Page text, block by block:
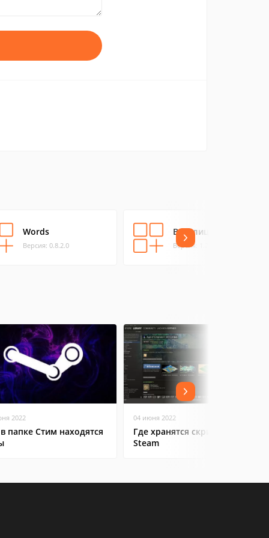
Words
Версия: 0.8.2.0
Виселица
Версия: 1.2.0.4
2022
папке Стим находятся
04 июня 2022
Где хранятся скриншоты в
Steam